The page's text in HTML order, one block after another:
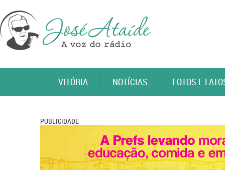
VITÓRIA NOTÍCIAS FOTOS E
PUBLICIDADE